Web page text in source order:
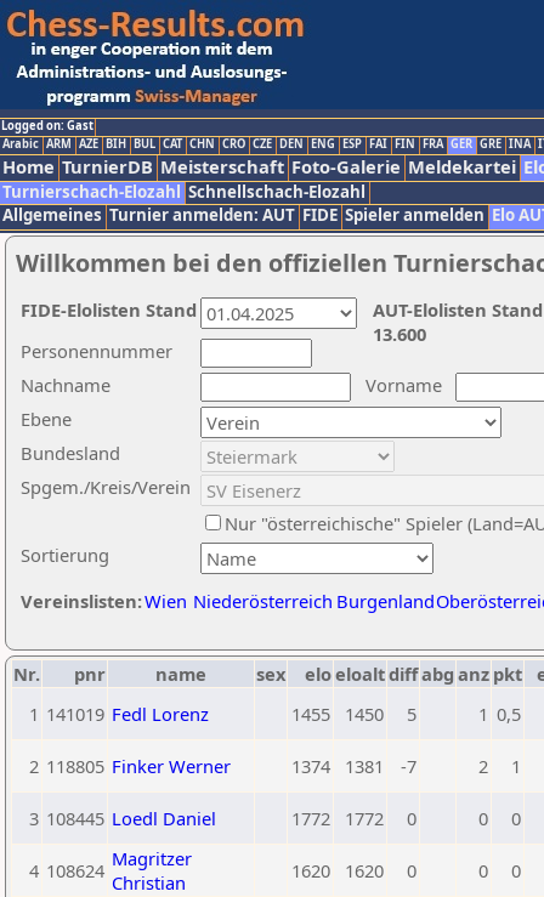
Logged on: Gast
Arabic ARM AZE BIH BUL CAT CHN CRO CZE DEN ENG ESP FAI FIN FRA GER GRE INA
Home TurnierDB Meisterschaft Foto-Galerie Meldekartei
Turnierschach-Elozahl Schnellschach-Elozahl
Allgemeines Turnier anmelden: AUT FIDE Spieler anmelden Elo
Willkommen bei den offiziellen
Nachname
Vorname
Ebene
Sortierung
Personennummer
Bundesland
Spgem./Kreis/Verein
Nur "österreichische" Spieler
Vereinslisten:Wien Niederösterreich Burgenland
AUT-Elolisten
13.600
FIDE-Elolisten Stand
Nr. pnr name sex eloeloaltdiffabg anz pkt
1 141019 Fedl Lorenz 1455 1450 5 1 0,5
2 118805 Finker Werner 1374 1381 -7 2 1
3 108445 Loedl Daniel 1772 1772 0 0 0
4 108624 Magritzer
Christian
1620 1620 0 0 0